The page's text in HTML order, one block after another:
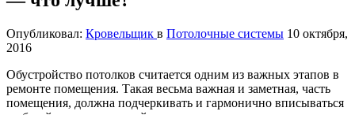
Опубликовал: Кровельщик в Потолочные системы 10 октября,
2016
Обустройство потолков считается одним из важных этапов в
ремонте помещения. Такая весьма важная и заметная, часть
помещения, должна подчеркивать и гармонично вписываться